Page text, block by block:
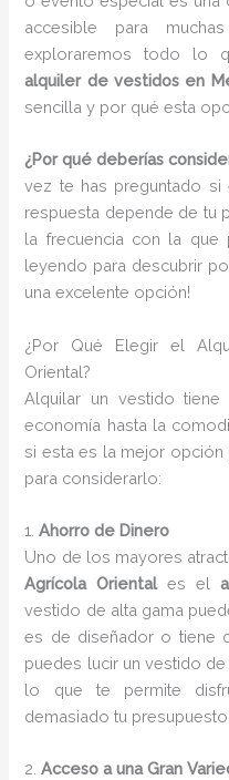
accesible para
exploraremos todo lo
alquiler de vestidos en
sencilla y por qué esta
¿Por qué deberías
vez te has preguntado
respuesta depende de tu
la frecuencia con la que
leyendo para descubrir
una excelente opción!
¿Por Qué Elegir el
Oriental?
Alquilar un vestido
economía hasta la
si esta es la mejor opción
para considerarlo:
1.Ahorro de Dinero
Uno de los mayores
Agrícola Orientales el
vestido de alta gama
es de diseñador o tiene
puedes lucir un vestido
lo que te permite
demasiado tu presupuesto.
2.Acceso a una Gran